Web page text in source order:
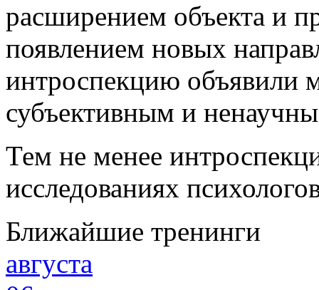
расширением объекта и
появлением новых
интроспекцию объявили
субъективным и
Тем не менее
исследованиях
Ближайшие тренинги
августа